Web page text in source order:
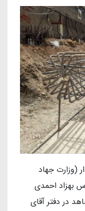
(وزارت جهاد
بهزاد احمدی
در دفتر آقای